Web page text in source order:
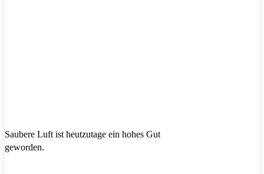
Saubere Luft ist heutzutage ein hohes Gut
geworden.